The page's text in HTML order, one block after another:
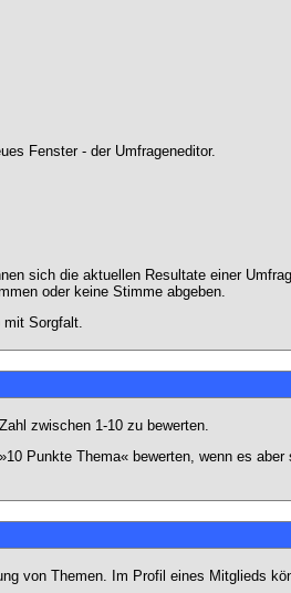
Fenster - der Umfrageneditor.
sich die aktuellen Resultate einer
oder keine Stimme abgeben.
mit Sorgfalt.
zwischen 1-10 zu bewerten.
Punkte Thema« bewerten, wenn es
von Themen. Im Profil eines Mitglieds